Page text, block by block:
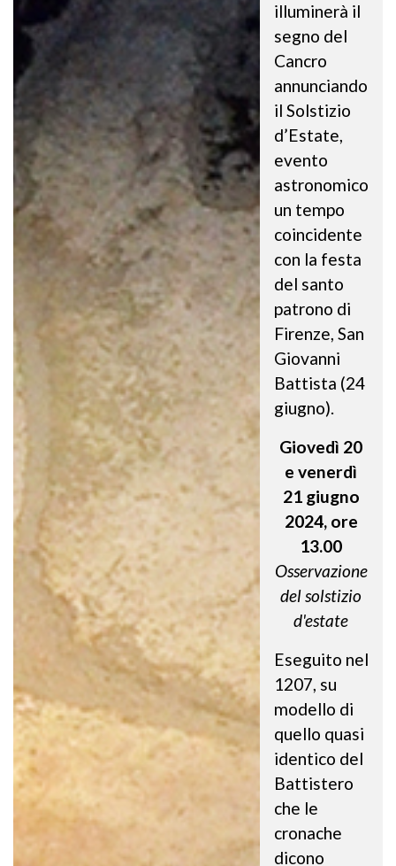
illuminerà il
segno del
Cancro
annunciando
il Solstizio
d’Estate,
evento
astronomico
un tempo
coincidente
con la festa
del santo
patrono di
Firenze, San
Giovanni
Battista (24
giugno).
Giovedì 20
e venerdì
21 giugno
2024, ore
13.00
Osservazione
del solstizio
d'estate
Eseguito nel
1207, su
modello di
quello quasi
identico del
Battistero
che le
cronache
dicono